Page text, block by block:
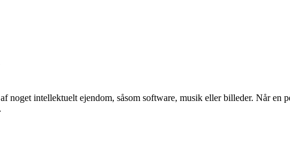
noget intellektuelt ejendom, såsom software, musik eller billeder. Når en